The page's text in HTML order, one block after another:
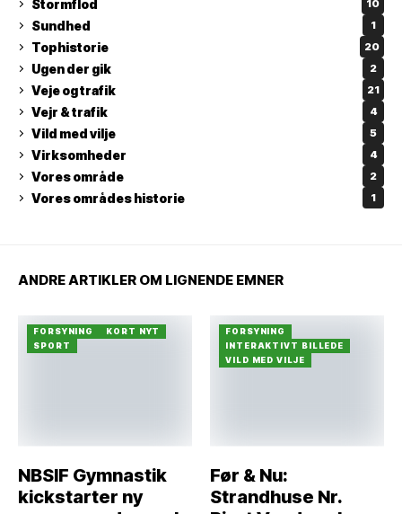
Stormflod 10
Sundhed 1
Tophistorie 20
Ugen der gik 2
Veje og trafik 21
Vejr & trafik 4
Vild med vilje 5
Virksomheder 4
Vores område 2
Vores områdes historie 1
ANDRE ARTIKLER OM LIGNENDE EMNER
FORSYNING
KORT NYT
SPORT
NBSIF Gymnastik
kickstarter ny
FORSYNING
INTERAKTIVT BILLEDE
VILD MED VILJE
Før & Nu:
Strandhuse Nr.